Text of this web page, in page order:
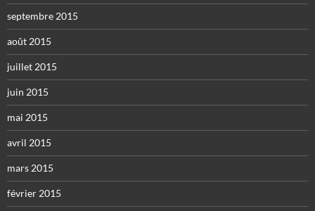
septembre 2015
août 2015
juillet 2015
juin 2015
mai 2015
avril 2015
mars 2015
février 2015